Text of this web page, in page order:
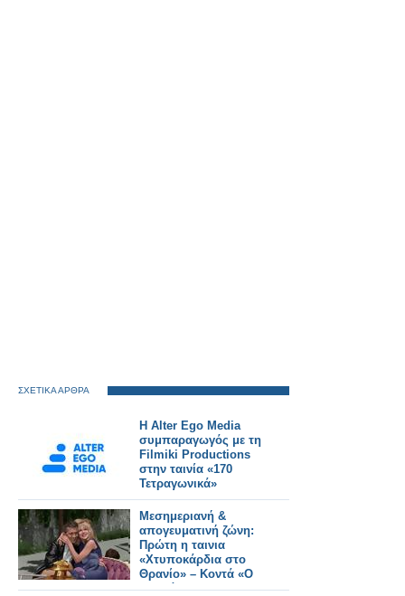
ΣΧΕΤΙΚΑ ΑΡΘΡΑ
Η Alter Ego Media
συμπαραγωγός με τη
Filmiki Productions
στην ταινία «170
Τετραγωνικά»
Μεσημεριανή &
απογευματινή ζώνη:
Πρώτη η ταινια
«Χτυποκάρδια στο
Θρανίο» – Κοντά «Ο
Ξυπνάκιας» και